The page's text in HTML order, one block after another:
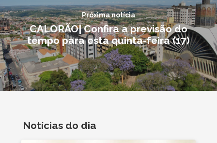
Próxima notícia
CALORÃO| Confira a previsão do
tempo para esta quinta-feira (17)
Notícias do dia